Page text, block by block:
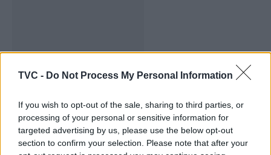
TVC - Do Not Process My Personal Information
If you wish to opt-out of the sale, sharing to third parties, or
processing of your personal or sensitive information for
targeted advertising by us, please use the below opt-out
section to confirm your selection. Please note that after your
Sinfónica da ARMAB pelo 1º lugar no
certame internacional de Valência